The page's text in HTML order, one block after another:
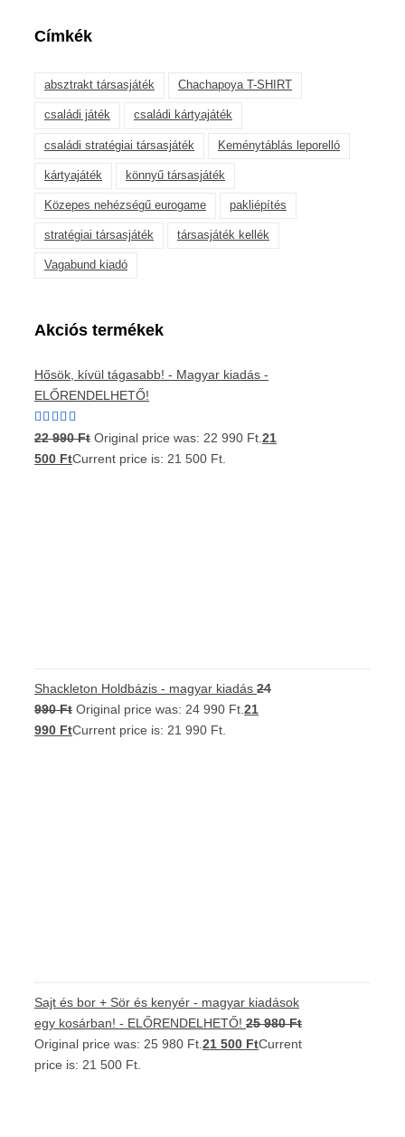
Címkék
absztrakt társasjáték Chachapoya T-SHIRT
családi játék családi kártyajáték
családi stratégiai társasjáték Keménytáblás leporelló
kártyajáték könnyű társasjáték
Közepes nehézségű eurogame pakliépítés
stratégiai társasjáték társasjáték kellék
Vagabund kiadó
Akciós termékek
Hősök, kívül tágasabb! - Magyar kiadás -
ELŐRENDELHETŐ!
Értékelés:
22 990Ft Original price was: 22 990 Ft. 21
500 FtCurrent price is: 21 500 Ft.
Shackleton Holdbázis - magyar kiadás 24
990Ft Original price was: 24 990 Ft. 21
990 FtCurrent price is: 21 990 Ft.
Sajt és bor + Sör és kenyér - magyar kiadások
egy kosárban! - ELŐRENDELHETŐ! 25 980Ft
Original price was: 25 980 Ft. 21 500 FtCurrent
price is: 21 500 Ft.